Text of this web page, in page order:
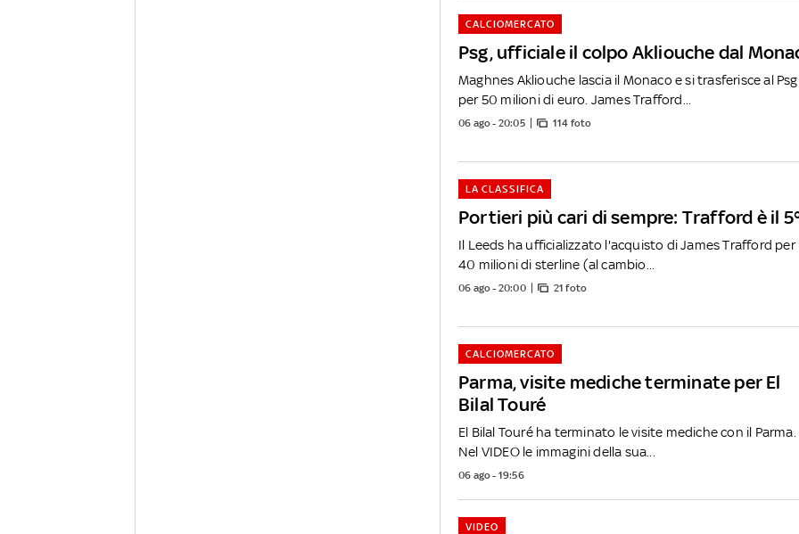
Psg, ufficiale il colpo Akliouche dal
CALCIOMERCATO
Maghnes Akliouche lascia il Monaco e si trasferisce al Psg
per 50 milioni di euro. James Trafford...
06 ago - 20:05 114 foto
Portieri più cari di sempre: Trafford è il
LA CLASSIFICA
Il Leeds ha ufficializzato l'acquisto di James Trafford per
40 milioni di sterline (al cambio...
06 ago - 20:00 21 foto
Parma, visite mediche terminate per El
Bilal Touré
CALCIOMERCATO
El Bilal Touré ha terminato le visite mediche con il Parma.
Nel VIDEO le immagini della sua...
06 ago - 19:56
VIDEO